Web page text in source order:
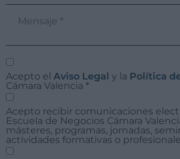
Acepto el Aviso Legal y la Política
Cámara Valencia *
Acepto recibir comunicaciones
Escuela de Negocios Cámara
másteres, programas, jornadas,
actividades formativas o